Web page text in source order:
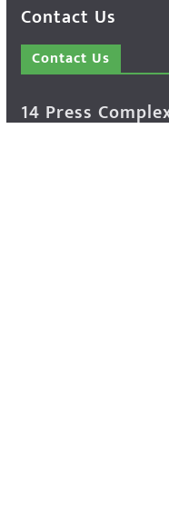
Contact Us
Contact Us
14 Press